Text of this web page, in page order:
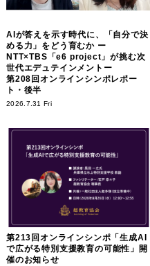
AIが答えを示す時代に、「自分で決
める力」をどう育むか ー
NTT×TBS「e6 project」が挑む次
世代エデュテインメントー
第208回オンラインシンポレポー
ト・後半
2026.7.31 Fri
第213回オンラインシンポ「生成AI
で広がる特別支援教育の可能性」開
催のお知らせ